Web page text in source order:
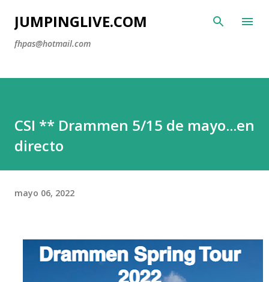
Ir al contenido principal
JUMPINGLIVE.COM
fhpas@hotmail.com
CSI ** Drammen 5/15 de mayo...en
directo
mayo 06, 2022